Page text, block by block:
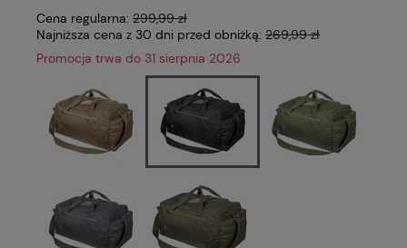
Cena regularna: 299,99 zł
Najniższa cena z 30 dni przed obniżką: 269,99 zł
Promocja trwa do 31 sierpnia 2026